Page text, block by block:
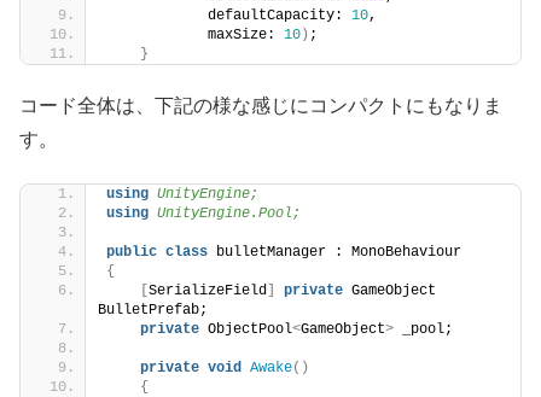
            defaultCapacity:
10,
            maxSize:
10) ;
}
コード全体は、下記の様な感じにコンパクトにもなりま
す。
using UnityEngine;
using UnityEngine.Pool;
public class bulletManager : MonoBehaviour
{
SerializeField private GameObject
BulletPrefab;
private ObjectPool<GameObject> _pool;
private void Awake()
{